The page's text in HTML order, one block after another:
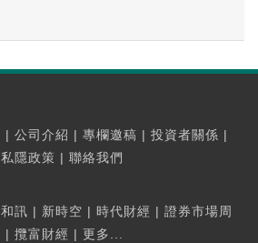
| 公司介紹 | 專欄邀稿 | 投資者關係 |
私隱政策 | 聯絡我們
和訊 | 新時空 | 時代財經 | 證券市場周
| 攬富財經 | 更多...